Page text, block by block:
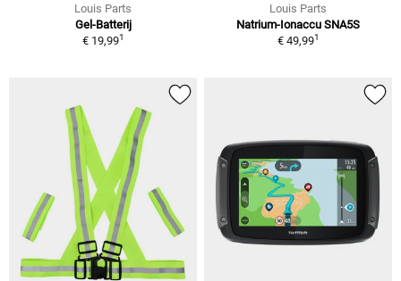
Louis Parts
Gel-Batterij
€ 19,991
Louis Parts
Natrium-Ionaccu SNA5S
€ 49,991